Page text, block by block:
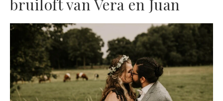
bruiloft van Vera en Juan